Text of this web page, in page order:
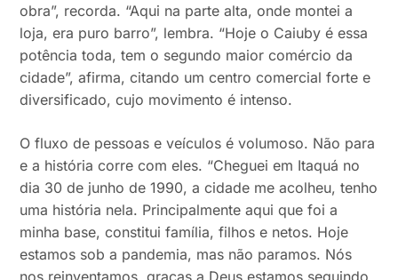
obra”, recorda. “Aqui na parte alta, onde montei a
loja, era puro barro”, lembra. “Hoje o Caiuby é essa
potência toda, tem o segundo maior comércio da
cidade”, afirma, citando um centro comercial forte e
diversificado, cujo movimento é intenso.
O fluxo de pessoas e veículos é volumoso. Não para
e a história corre com eles. “Cheguei em Itaquá no
dia 30 de junho de 1990, a cidade me acolheu, tenho
uma história nela. Principalmente aqui que foi a
minha base, constitui família, filhos e netos. Hoje
estamos sob a pandemia, mas não paramos. Nós